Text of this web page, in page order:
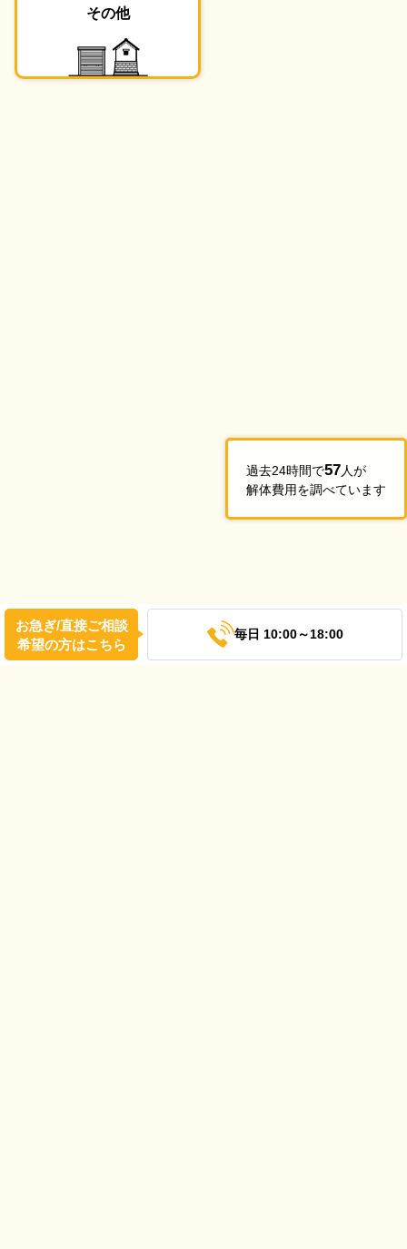
過去24時間で57人が
解体費用を調べています
お急ぎ/直接ご相談
希望の方はこちら
毎日 10:00～18:00
その他